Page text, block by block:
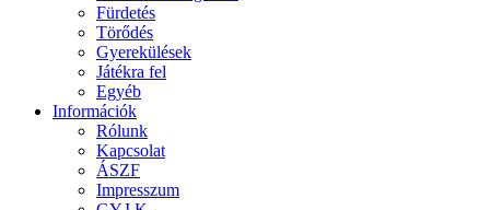
Fürdetés
Törődés
Gyerekülések
Játékra fel
Egyéb
Információk
Rólunk
Kapcsolat
ÁSZF
Impresszum